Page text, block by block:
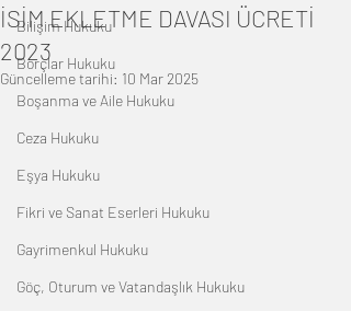
Bilişim Hukuku
Borçlar Hukuku
Boşanma ve Aile Hukuku
Ceza Hukuku
Eşya Hukuku
Fikri ve Sanat Eserleri Hukuku
Gayrimenkul Hukuku
Göç, Oturum ve Vatandaşlık Hukuku
İSİM EKLETME DAVASI ÜCRETİ
2023
Güncelleme tarihi: 10 Mar 2025